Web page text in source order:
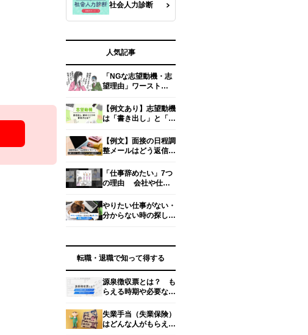
社会人力診断
人気記事
「NGな志望動機・志
望理由」ワースト
【例文あり】志望動機
は「書き出し」と「締
る！ 人事の目を引く
書き方とは？
【例文】面接の日程調
整メールはどう返信す
き方マナー
「仕事辞めたい」7つ
の理由 会社や仕事
る気が出ない…… リ
アル対処法
やりたい仕事がない・
分からない時の探し方
転職・退職で知って得する
源泉徴収票とは？ も
らえる時期や必要なタ
イント4つ
失業手当（失業保険）
はどんな人がもらえ